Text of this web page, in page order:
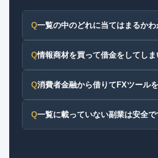
Q一覧の中のどれに当てはまるか
Q情報商材を買って借金をしてしま
Q消費者金融から借りてFXツール
Q一覧に載っていない副業は安全で